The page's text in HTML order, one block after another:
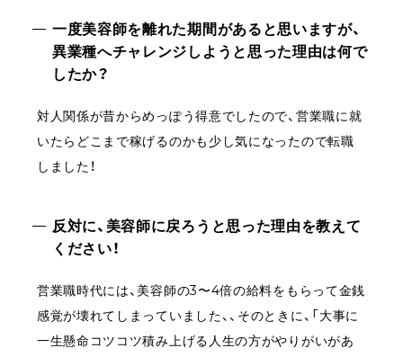
一度美容師を離れた期間があると思いますが、
異業種へチャレンジしようと思った理由は何で
したか？
対人関係が昔からめっぽう得意でしたので、営業職に就
いたらどこまで稼げるのかも少し気になったので転職
しました！
反対に、美容師に戻ろうと思った理由を教えて
ください！
営業職時代には、美容師の3〜4倍の給料をもらって金銭
感覚が壊れてしまっていました、、そのときに、「大事に
一生懸命コツコツ積み上げる人生の方がやりがいがあ